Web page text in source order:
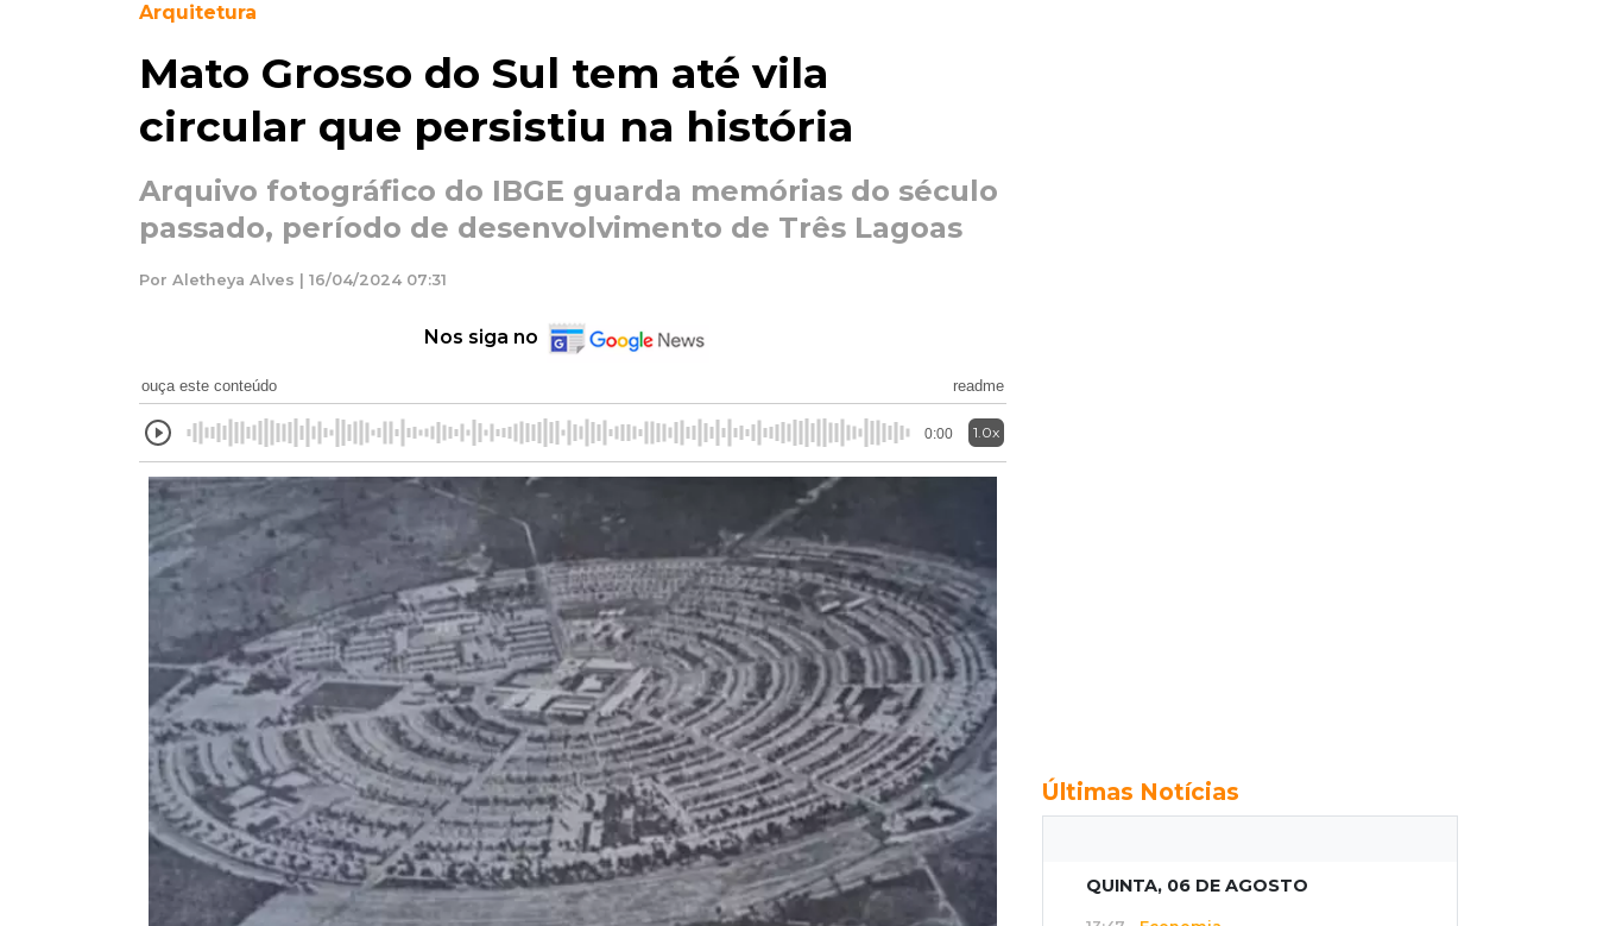
Arquitetura
Mato Grosso do Sul tem até vila
circular que persistiu na história
Arquivo fotográfico do IBGE guarda memórias do século
passado, período de desenvolvimento de Três Lagoas
Por Aletheya Alves | 16/04/2024 07:31
Nos siga no
ouça este conteúdo readme
0:00 1.0x
Últimas Notícias
QUINTA, 06 DE AGOSTO